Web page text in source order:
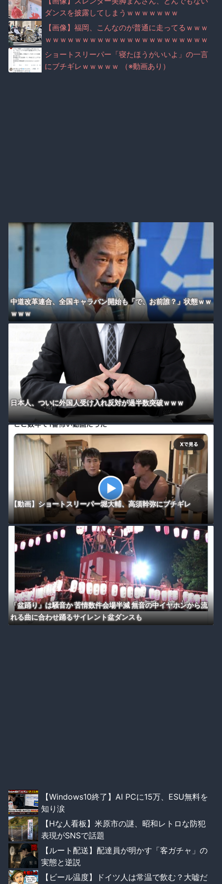
ダンスを披露してしまうｗｗｗｗｗｗｗ
【画像】福岡、こんなのが普通に走ってるｗｗｗ
ｗｗｗｗｗｗｗｗｗｗｗｗｗｗｗｗｗｗｗｗｗｗ
ｗｗｗｗｗｗｗｗｗｗｗｗｗｗｗ
ショートスリーパー「寝たほうがいいよ」の一言
にブチギレｗｗｗｗｗ （※動画あり）
中道改革連合、全国キャラバン開始も「で、お前誰？」状態ｗｗ
ｗｗｗ
日本人、ついに外国人受け入れ反対が過半数突破ｗｗｗ
【動画】ショートスリーパー堀大輔、高須幹弥にブチギレ
「盆踊り」は騒音か 苦情数件会場半減 無音の中イヤホンから流
れる曲に合わせ踊るサイレント盆ダンスも
【Windows10終了】AI PCに15万、ESU無料を
知り涙
【Hな人看板】米原市の謎、昭和レトロな防犯
表現がSNSで話題
【ルート配送】配達員が明かす「客ガチャ」の
実態と逆説
【ビール温度】ドイツ人は常温で飲む？大嘘だ